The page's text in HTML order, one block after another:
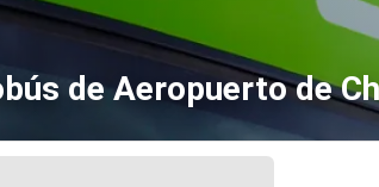
de Aeropuerto de